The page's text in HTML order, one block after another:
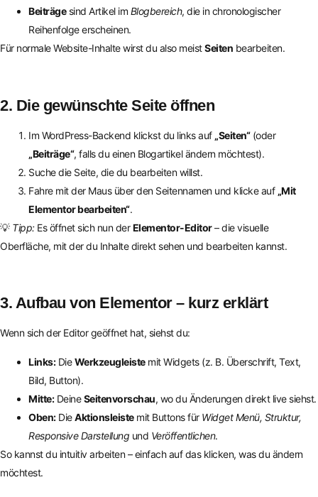
Beiträgesind Artikel im Blogbereich, die in chronologischer
Reihenfolge erscheinen.
Für normale Website-Inhalte wirst du also meistSeiten bearbeiten.
2. Die gewünschte Seite öffnen
Im WordPress-Backend klickst du links auf „Seiten“(oder
„Beiträge“, falls du einen Blogartikel ändern möchtest).
Suche die Seite, die du bearbeiten willst.
Fahre mit der Maus über den Seitennamen und klicke auf „Mit
Elementor bearbeiten“.
💡 Tipp:Es öffnet sich nun derElementor-Editor– die visuelle
Oberfläche, mit der du Inhalte direkt sehen und bearbeiten kannst.
3. Aufbau von Elementor – kurz erklärt
Wenn sich der Editor geöffnet hat, siehst du:
Links:DieWerkzeugleistemit Widgets (z. B. Überschrift, Text,
Bild, Button).
Mitte:DeineSeitenvorschau, wo du Änderungen direkt live siehst.
Oben:DieAktionsleistemit Buttons für Widget Menü, Struktur,
Responsive Darstellung und Veröffentlichen.
So kannst du intuitiv arbeiten – einfach auf das klicken, was du ändern
möchtest.